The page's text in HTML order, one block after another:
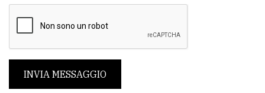
INVIA MESSAGGIO